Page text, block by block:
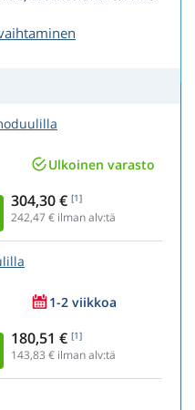
Ulkoinen varasto
304,30 € [1]
242,47 € ilman alv:tä
1-2 viikkoa
180,51 € [1]
143,83 € ilman alv:tä